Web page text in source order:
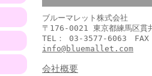
ブルーマレット株式会社
〒176-0021 東京都練馬区貫
TEL： 03-3577-6063
info@bluemallet.com
会社概要